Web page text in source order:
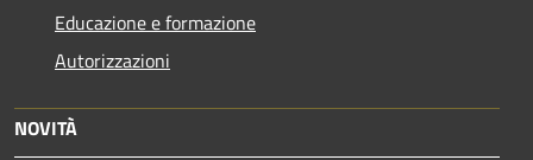
Educazione e formazione
Autorizzazioni
NOVITÀ